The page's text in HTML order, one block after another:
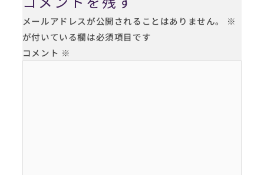
メールアドレスが公開されることはありません。
※
が付いている欄は必須項目です
コメント ※